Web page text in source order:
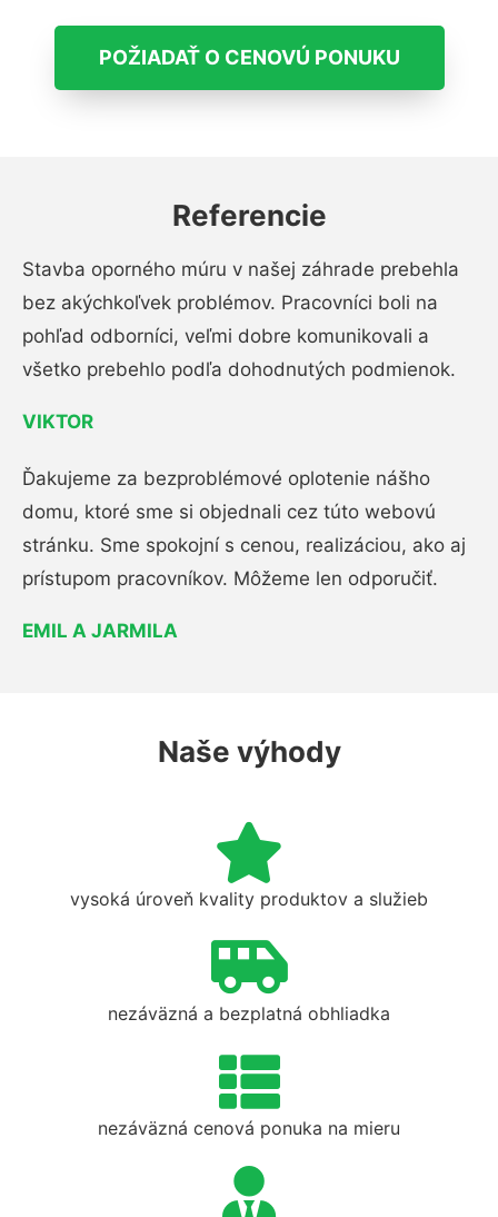
POŽIADAŤ O CENOVÚ PONUKU
Referencie
Stavba oporného múru v našej záhrade prebehla
bez akýchkoľvek problémov. Pracovníci boli na
pohľad odborníci, veľmi dobre komunikovali a
všetko prebehlo podľa dohodnutých podmienok.
VIKTOR
Ďakujeme za bezproblémové oplotenie nášho
domu, ktoré sme si objednali cez túto webovú
stránku. Sme spokojní s cenou, realizáciou, ako aj
prístupom pracovníkov. Môžeme len odporučiť.
EMIL A JARMILA
Naše výhody
vysoká úroveň kvality produktov a služieb
nezáväzná a bezplatná obhliadka
nezáväzná cenová ponuka na mieru